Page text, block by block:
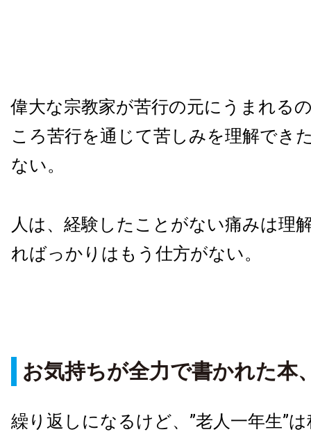
偉大な宗教家が苦行の元にうまれる
ころ苦行を通じて苦しみを理解でき
ない。
人は、経験したことがない痛みは理
ればっかりはもう仕方がない。
お気持ちが全力で書かれた本
繰り返しになるけど、 ”老人一年生”は